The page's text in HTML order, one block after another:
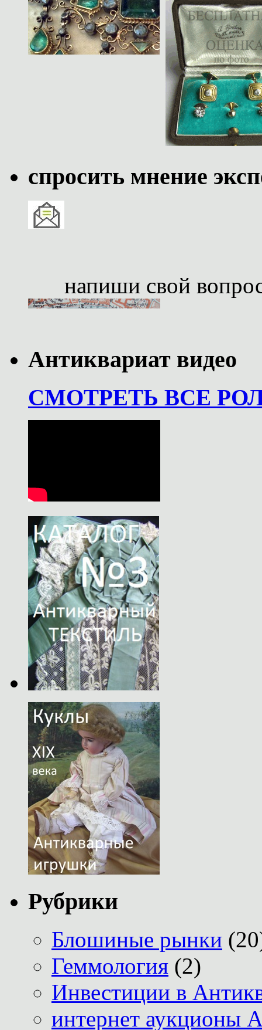
спросить мнение
напиши свой
Антиквариат видео
СМОТРЕТЬ ВСЕ
Рубрики
Блошиные рынки
Геммология (2)
Инвестиции в
интернет аукционы